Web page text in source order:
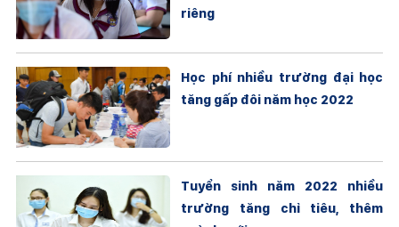
riêng
Học phí nhiều trường đại học
tăng gấp đôi năm học 2022
Tuyển sinh năm 2022 nhiều
trường tăng chỉ tiêu, thêm